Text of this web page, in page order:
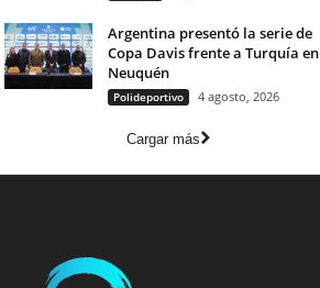
Argentina presentó la serie de
Copa Davis frente a Turquía en
Neuquén
Polideportivo 4 agosto, 2026
Cargar más